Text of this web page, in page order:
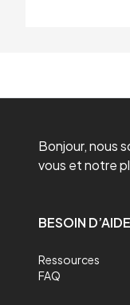
Bonjour, nous
vous et notre
BESOIN
Ressources
FAQ